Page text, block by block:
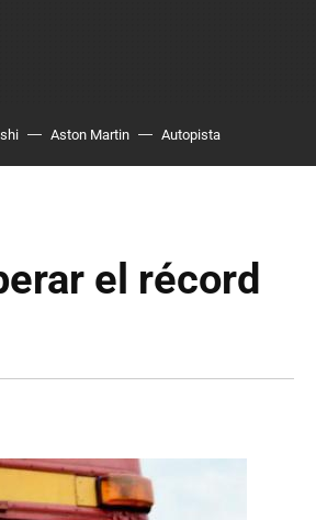
Aston Martin Autopista
el récord